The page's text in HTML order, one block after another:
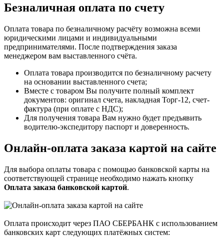
Безналичная оплата по счету
Оплата товара по безналичному расчёту возможна всеми
юридическими лицами и индивидуальными
предпринимателями. После подтверждения заказа
менеджером вам выставленного счёта.
Оплата товара производится по безналичному расчету
на основании выставленного счета;
Вместе с товаром Вы получите полный комплект
документов: оригинал счета, накладная Торг-12, счет-
фактура (при оплате с НДС);
Для получения товара Вам нужно будет предъявить
водителю-экспедитору паспорт и доверенность.
Онлайн-оплата заказа картой на сайте
Для выбора оплаты товара с помощью банковской карты на
соответствующей странице необходимо нажать кнопку
Оплата заказа банковской картой.
Оплата происходит через ПАО СБЕРБАНК с использованием
банковских карт следующих платёжных систем: